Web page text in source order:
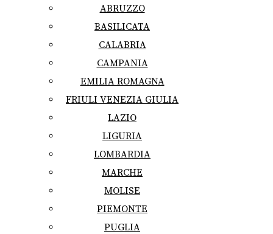
ABRUZZO
BASILICATA
CALABRIA
CAMPANIA
EMILIA ROMAGNA
FRIULI VENEZIA GIULIA
LAZIO
LIGURIA
LOMBARDIA
MARCHE
MOLISE
PIEMONTE
PUGLIA